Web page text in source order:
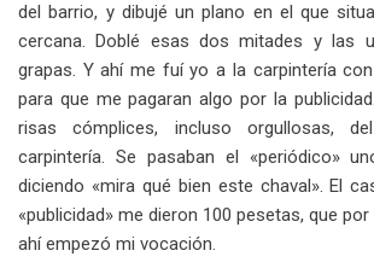
del barrio, y dibujé un plano en el que
cercana. Doblé esas dos mitades y las
grapas. Y ahí me fuí yo a la carpintería
para que me pagaran algo por la
risas cómplices, incluso orgullosas,
carpintería. Se pasaban el «periódico»
diciendo «mira qué bien este chaval». El
«publicidad» me dieron 100 pesetas, que
ahí empezó mi vocación.